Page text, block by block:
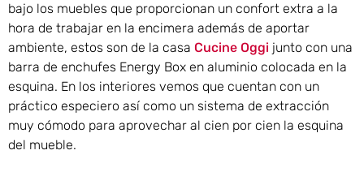
bajo los muebles que proporcionan un confort extra a la
hora de trabajar en la encimera además de aportar
ambiente, estos son de la casa Cucine Oggi junto con una
barra de enchufes Energy Box en aluminio colocada en la
esquina. En los interiores vemos que cuentan con un
práctico especiero así como un sistema de extracción
muy cómodo para aprovechar al cien por cien la esquina
del mueble.